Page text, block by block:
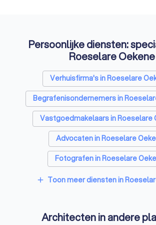
Persoonlijke diensten:
Roeselare Oekene
Verhuisfirma's in Roeselare
Begrafenisondernemers in
Vastgoedmakelaars in Roeselare
Advocaten in Roeselare
Fotografen in Roeselare
Rijscholen in Roeselare
Psychologen in Roeselare
add Toon meer diensten in
Architecten in andere